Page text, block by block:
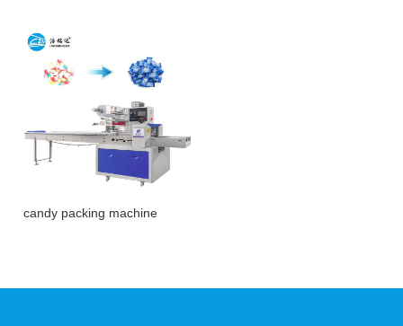
candy packing machine